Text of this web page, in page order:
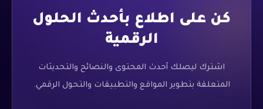
كن على اطلاع بأحدث الحلول
الرقمية
اشترك ليصلك أحدث المحتوى والنصائح والتحديثات
المتعلقة بتطوير المواقع والتطبيقات والتحول الرقمي.